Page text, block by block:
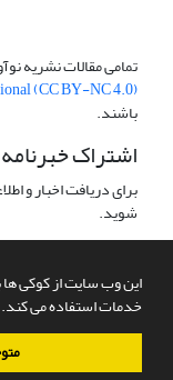
این وب سایت از کوکی ها
خدمات استفاده می کند.
تمامی مقالات نشریه
(CC BY-NC 4.0)
باشند.
اشتراک خبرنامه
برای دریافت اخبار و
شوید.
سامانه مدیریت